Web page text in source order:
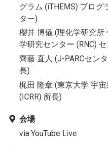
グラム (iTHEMS) プログ
ター)
櫻井 博儀 (理化学研究所
学研究センター (RNC)
齊藤 直人 (J-PARCセン
長)
梶田 隆章 (東京大学 宇
(ICRR) 所長)
会場
via YouTube Live